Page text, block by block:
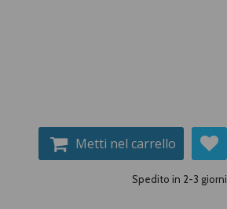
Metti nel carrello
Spedito in 2-3 giorni